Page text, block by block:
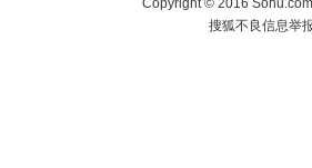
Copyright©2016
搜狐不良信息举